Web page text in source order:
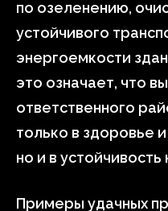
по озеленению,
устойчивого
энергоемкости
это означает, что
ответственного
только в здоровье
но и в устойчивость
Примеры удачных